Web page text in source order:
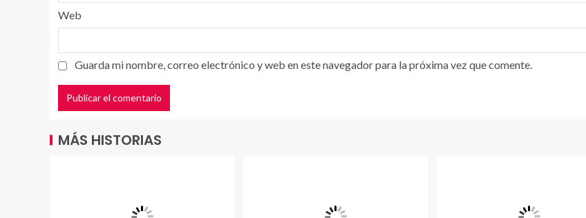
Web
Guarda mi nombre, correo electrónico y web en este navegador para la próxima vez que comente.
MÁS HISTORIAS